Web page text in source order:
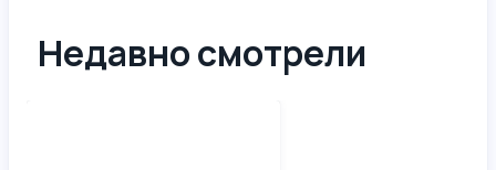
Недавно смотрели